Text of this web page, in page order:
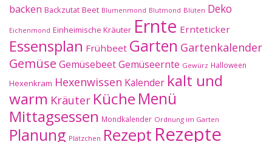
backen Backzutat Beet Blumenmond Blutmond Blüten Deko
Eichenmond Einheimische Kräuter Ernte Ernteticker
Essensplan Frühbeet Garten Gartenkalender
Gemüse GemüsebeetGemüseernte Gewürz Halloween
Hexenkram Hexenwissen Kalender kalt und
warm Kräuter Küche Menü
Mittagsessen Mondkalender Ordnung im Garten
Planung Plätzchen Rezept Rezepte